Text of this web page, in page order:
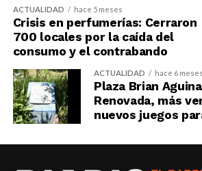
ACTUALIDAD hace 5 meses
Crisis en perfumerías: Cerraron
700 locales por la caída del
consumo y el contrabando
ACTUALIDAD hace 6 meses
Plaza Brian
Renovada, más
nuevos juegos